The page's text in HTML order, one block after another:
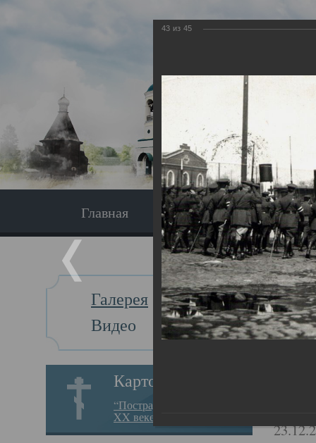
Главная Экскурсия
Галерея
Видео
Картотека
“Пострадавшие за веру в
XX веке на Севере”
Главная
43 из 45